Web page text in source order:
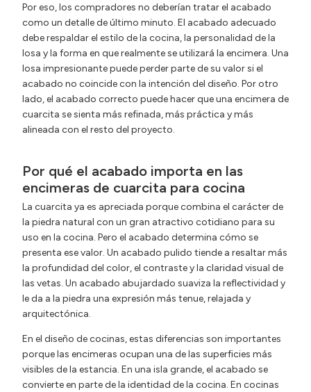
Por eso, los compradores no deberían tratar el acabado
como un detalle de último minuto. El acabado adecuado
debe respaldar el estilo de la cocina, la personalidad de la
losa y la forma en que realmente se utilizará la encimera. Una
losa impresionante puede perder parte de su valor si el
acabado no coincide con la intención del diseño. Por otro
lado, el acabado correcto puede hacer que una encimera de
cuarcita se sienta más refinada, más práctica y más
alineada con el resto del proyecto.
Por qué el acabado importa en las
encimeras de cuarcita para cocina
La cuarcita ya es apreciada porque combina el carácter de
la piedra natural con un gran atractivo cotidiano para su
uso en la cocina. Pero el acabado determina cómo se
presenta ese valor. Un acabado pulido tiende a resaltar más
la profundidad del color, el contraste y la claridad visual de
las vetas. Un acabado abujardado suaviza la reflectividad y
le da a la piedra una expresión más tenue, relajada y
arquitectónica.
En el diseño de cocinas, estas diferencias son importantes
porque las encimeras ocupan una de las superficies más
visibles de la estancia. En una isla grande, el acabado se
convierte en parte de la identidad de la cocina. En cocinas